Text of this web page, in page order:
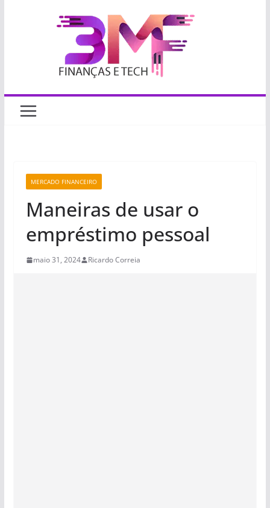
MERCADO FINANCEIRO
Maneiras de usar o
empréstimo pessoal
maio 31, 2024 Ricardo Correia